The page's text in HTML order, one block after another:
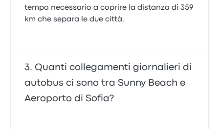
tempo necessario a coprire la distanza di 359
km che separa le due città.
Quanti collegamenti giornalieri di
autobus ci sono tra Sunny Beach e
Aeroporto di Sofia?